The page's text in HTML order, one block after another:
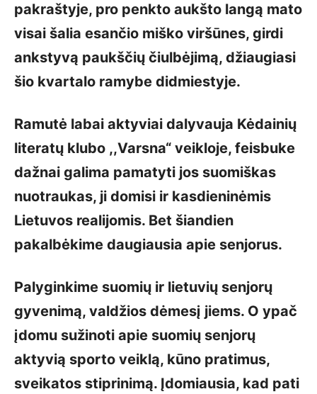
pakraštyje, pro penkto aukšto langą mato
visai šalia esančio miško viršūnes, girdi
ankstyvą paukščių čiulbėjimą, džiaugiasi
šio kvartalo ramybe didmiestyje.
Ramutė labai aktyviai dalyvauja Kėdainių
literatų klubo ,,Varsna“ veikloje, feisbuke
dažnai galima pamatyti jos suomiškas
nuotraukas, ji domisi ir kasdieninėmis
Lietuvos realijomis. Bet šiandien
pakalbėkime daugiausia apie senjorus.
Palyginkime suomių ir lietuvių senjorų
gyvenimą, valdžios dėmesį jiems. O ypač
įdomu sužinoti apie suomių senjorų
aktyvią sporto veiklą, kūno pratimus,
sveikatos stiprinimą. Įdomiausia, kad pati